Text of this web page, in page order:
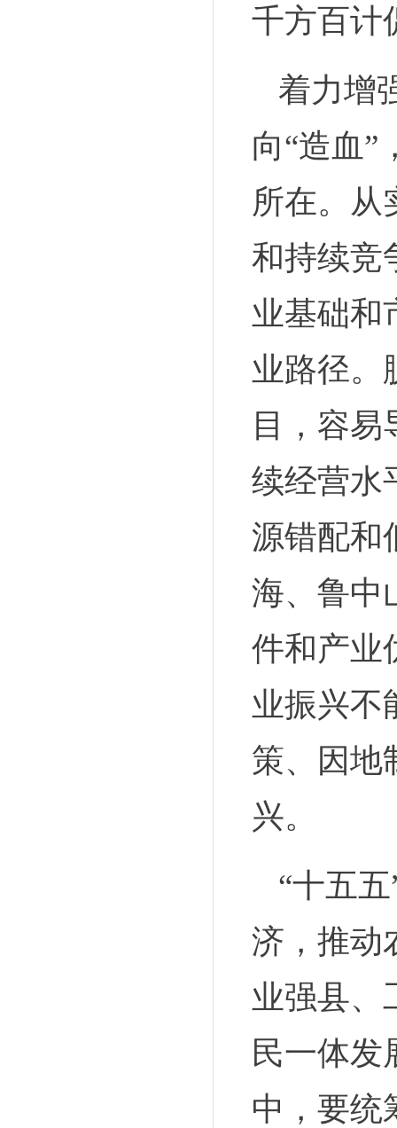
千方百计
着力增
向“造血”
所在。从
和持续竞
业基础和
业路径。
目，容
续经营水
源错配和
海、鲁中
件和产业
业振兴不
策、因地
兴。
“十五
济，推动
业强县、
民一体发
中，要统